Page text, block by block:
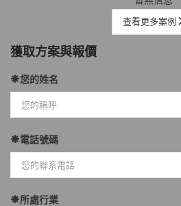
查看更多案例
獲取方案與報價
您的姓名
電話號碼
所處行業